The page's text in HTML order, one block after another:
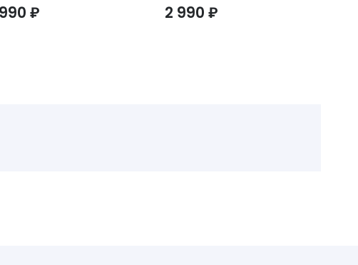
₽ 2 990 ₽